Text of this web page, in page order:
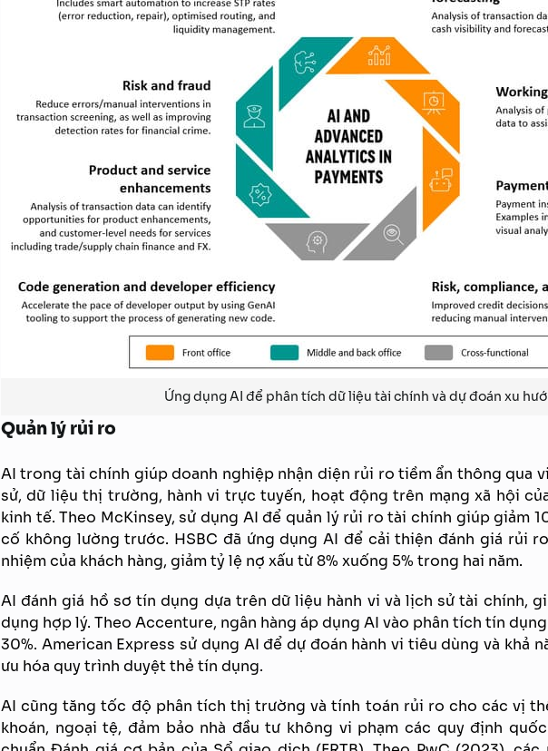
Ứng dụng AI để phân tích dữ liệu tài chính và dự đoán xu
Quản lý rủi ro
AI trong tài chính giúp doanh nghiệp nhận diện rủi ro tiềm ẩn thông qua
sử, dữ liệu thị trường, hành vi trực tuyến, hoạt động trên mạng xã hội
kinh tế. Theo McKinsey, sử dụng AI để quản lý rủi ro tài chính giúp giảm
cố không lường trước. HSBC đã ứng dụng AI để cải thiện đánh giá rủi
nhiệm của khách hàng, giảm tỷ lệ nợ xấu từ 8% xuống 5% trong hai năm.
AI đánh giá hồ sơ tín dụng dựa trên dữ liệu hành vi và lịch sử tài chính,
dụng hợp lý. Theo Accenture, ngân hàng áp dụng AI vào phân tích tín
30%. American Express sử dụng AI để dự đoán hành vi tiêu dùng và khả
ưu hóa quy trình duyệt thẻ tín dụng.
AI cũng tăng tốc độ phân tích thị trường và tính toán rủi ro cho các vị
khoán, ngoại tệ, đảm bảo nhà đầu tư không vi phạm các quy định